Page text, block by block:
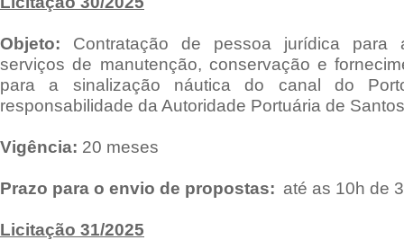
Objeto: Contratação de pessoa jurídica para
serviços de manutenção, conservação e
para a sinalização náutica do canal do
responsabilidade da Autoridade Portuária de
Vigência: 20 meses
Prazo para o envio de propostas: até as 10h de
Licitação 31/2025